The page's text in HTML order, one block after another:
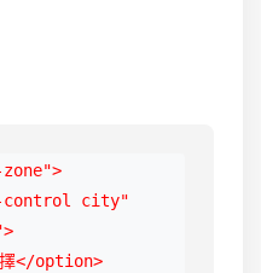
control city"
</option>